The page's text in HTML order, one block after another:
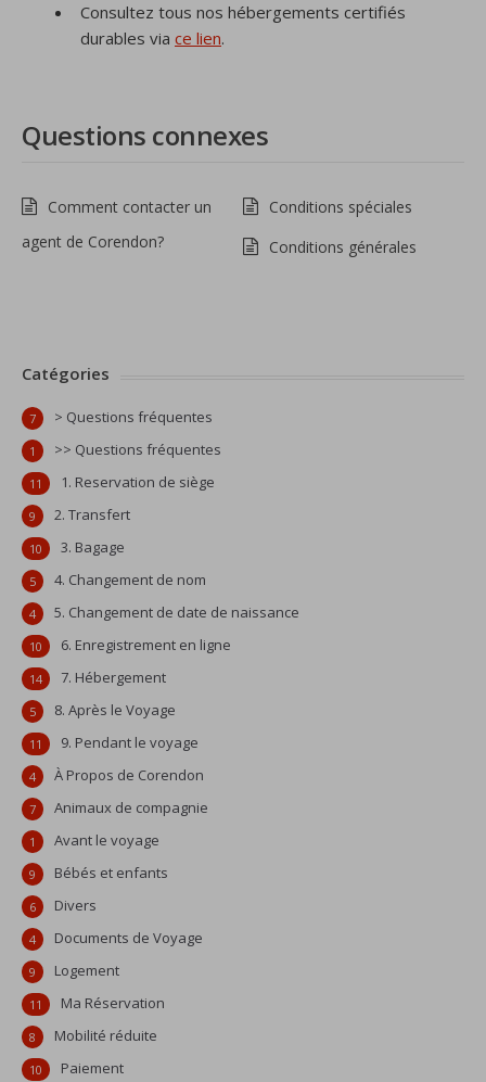
Consultez tous nos hébergements certifiés
durables via ce lien.
Questions connexes
Comment contacter un
agent de Corendon?
Conditions spéciales
Conditions générales
Catégories
> Questions fréquentes
7
>> Questions fréquentes
1
1. Reservation de siège
11
2. Transfert
9
3. Bagage
10
4. Changement de nom
5
5. Changement de date de naissance
4
6. Enregistrement en ligne
10
7. Hébergement
14
8. Après le Voyage
5
9. Pendant le voyage
11
À Propos de Corendon
4
Animaux de compagnie
7
Avant le voyage
1
Bébés et enfants
9
Divers
6
Documents de Voyage
4
Logement
9
Ma Réservation
11
Mobilité réduite
8
Paiement
10